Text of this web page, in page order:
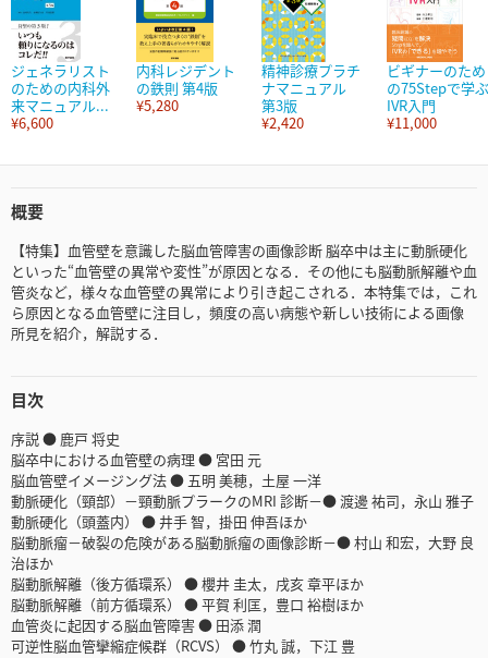
ジェネラリスト
のための内科外
来マニュアル...
¥6,600
内科レジデント
の鉄則 第4版
¥5,280
精神診療プラチ
ナマニュアル
第3版
¥2,420
ビギナーのため
の75Stepで学ぶ
IVR入門
¥11,000
概要
【特集】血管壁を意識した脳血管障害の画像診断 脳卒中は主に動脈硬化
といった“血管壁の異常や変性”が原因となる．その他にも脳動脈解離や血
管炎など，様々な血管壁の異常により引き起こされる．本特集では，これ
ら原因となる血管壁に注目し，頻度の高い病態や新しい技術による画像
所見を紹介，解説する．
目次
序説 ● 鹿戸 将史
脳卒中における血管壁の病理 ● 宮田 元
脳血管壁イメージング法 ● 五明 美穂，土屋 一洋
動脈硬化（頸部）－頸動脈プラークのMRI 診断－● 渡邊 祐司，永山 雅子
動脈硬化（頭蓋内） ● 井手 智，掛田 伸吾ほか
脳動脈瘤－破裂の危険がある脳動脈瘤の画像診断－● 村山 和宏，大野 良
治ほか
脳動脈解離（後方循環系） ● 櫻井 圭太，戌亥 章平ほか
脳動脈解離（前方循環系） ● 平賀 利匡，豊口 裕樹ほか
血管炎に起因する脳血管障害 ● 田添 潤
可逆性脳血管攣縮症候群（RCVS） ● 竹丸 誠，下江 豊